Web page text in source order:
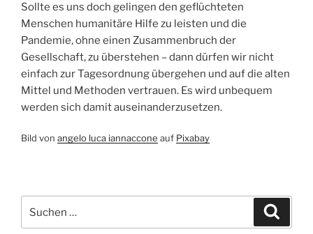
Sollte es uns doch gelingen den geflüchteten
Menschen humanitäre Hilfe zu leisten und die
Pandemie, ohne einen Zusammenbruch der
Gesellschaft, zu überstehen – dann dürfen wir nicht
einfach zur Tagesordnung übergehen und auf die alten
Mittel und Methoden vertrauen. Es wird unbequem
werden sich damit auseinanderzusetzen.
Bild von angelo luca iannaccone auf Pixabay
nach: